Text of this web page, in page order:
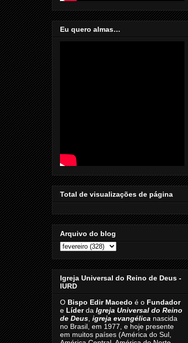
Eu quero almas…
Total de visualizações de página
Arquivo do blog
Igreja Universal do Reino de Deus -
IURD
O Bispo Edir Macedo é o Fundador
e Líderda Igreja Universal do Reino
de Deus, igreja evangélica nascida
no Brasil, em 1977, e hoje presente
em muitos países (América do Sul,